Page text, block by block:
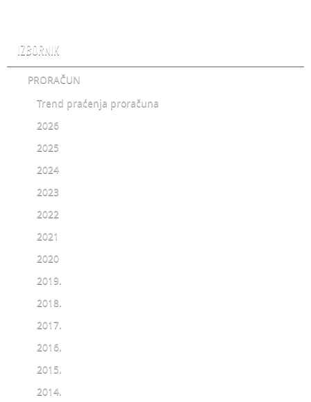
IZBORNIK
PRORAČUN
Trend praćenja proračuna
2026
2025
2024
2023
2022
2021
2020
2019.
2018.
2017.
2016.
2015.
2014.